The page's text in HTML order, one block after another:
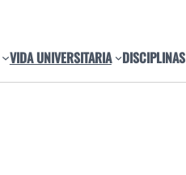
VIDA UNIVERSITARIA DISCIPLINAS